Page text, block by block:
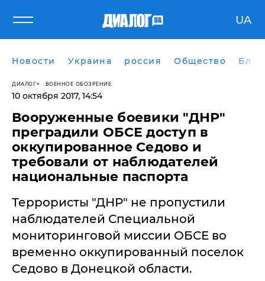
UA
Новости Украина россия Общество
ДИАЛОГ ВОЕННОЕ ОБОЗРЕНИЕ
10 октября 2017, 14:54
Вооруженные боевики "ДНР"
преградили ОБСЕ доступ в
оккупированное Седово и
требовали от наблюдателей
национальные паспорта
​Террористы "ДНР" не пропустили
наблюдателей Специальной
мониторинговой миссии ОБСЕ во
временно оккупированный поселок
Седово в Донецкой области.